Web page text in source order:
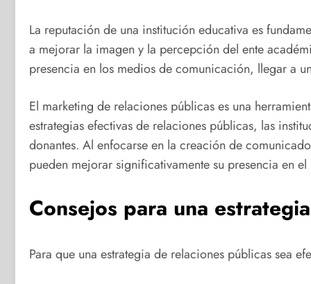
La reputación de una institución educativa es
a mejorar la imagen y la percepción del ente
presencia en los medios de comunicación, llegar a
El marketing de relaciones públicas es una
estrategias efectivas de relaciones públicas, las
donantes. Al enfocarse en la creación de
pueden mejorar significativamente su presencia en
Consejos para una
Para que una estrategia de relaciones públicas sea